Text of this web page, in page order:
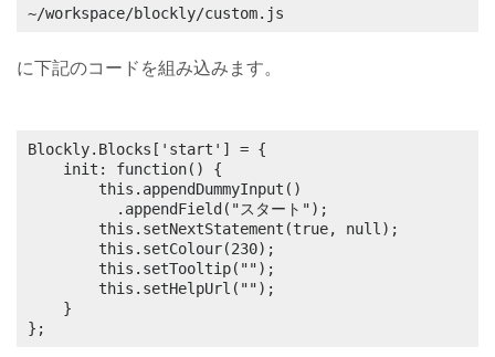
~/workspace/blockly/custom.js
に下記のコードを組み込みます。
Blockly.Blocks['start'] = {
};